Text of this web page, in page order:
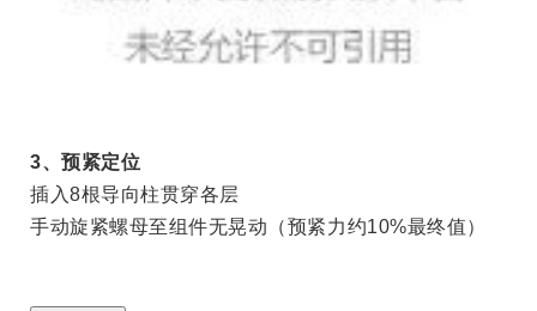
3、预紧定位
插入8根导向柱贯穿各层
手动旋紧螺母至组件无晃动（预紧力约10%最终值）